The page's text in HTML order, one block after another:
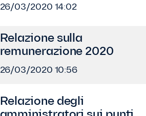
26/03/2020 14:02
Relazione sulla
remunerazione 2020
26/03/2020 10:56
Relazione degli